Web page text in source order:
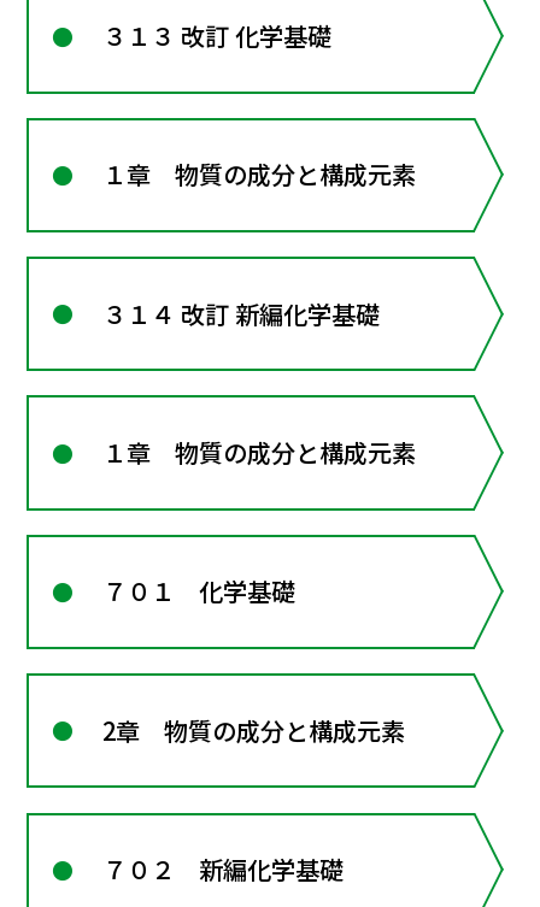
３１３ 改訂 化学基礎
１章 物質の成分と構成元素
３１４ 改訂 新編化学基礎
１章 物質の成分と構成元素
７０１ 化学基礎
2章 物質の成分と構成元素
７０２ 新編化学基礎